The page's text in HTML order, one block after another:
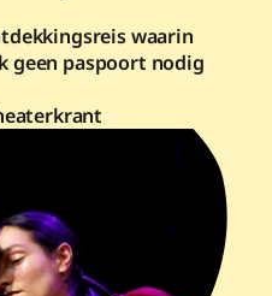
waarin
geen paspoort nodig